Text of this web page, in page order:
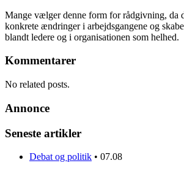
Mange vælger denne form for rådgivning, da
konkrete ændringer i arbejdsgangene og
blandt ledere og i organisationen som helhed.
Kommentarer
No related posts.
Annonce
Seneste artikler
Debat og politik • 07.08